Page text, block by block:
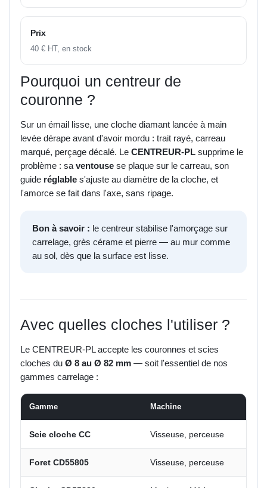
Prix
40 € HT, en stock
Pourquoi un centreur de
couronne ?
Sur un émail lisse, une cloche diamant lancée à main
levée dérape avant d'avoir mordu : trait rayé, carreau
marqué, perçage décalé. Le CENTREUR-PL supprime le
problème : sa ventouse se plaque sur le carreau, son
guide réglable s'ajuste au diamètre de la cloche, et
l'amorce se fait dans l'axe, sans ripage.
Bon à savoir : le centreur stabilise l'amorçage sur
carrelage, grès cérame et pierre — au mur comme
au sol, dès que la surface est lisse.
Avec quelles cloches l'utiliser ?
Le CENTREUR-PL accepte les couronnes et scies
cloches du Ø 8 au Ø 82 mm — soit l'essentiel de nos
gammes carrelage :
Gamme Machine
Scie cloche CC Visseuse, perceuse
Foret CD55805 Visseuse, perceuse